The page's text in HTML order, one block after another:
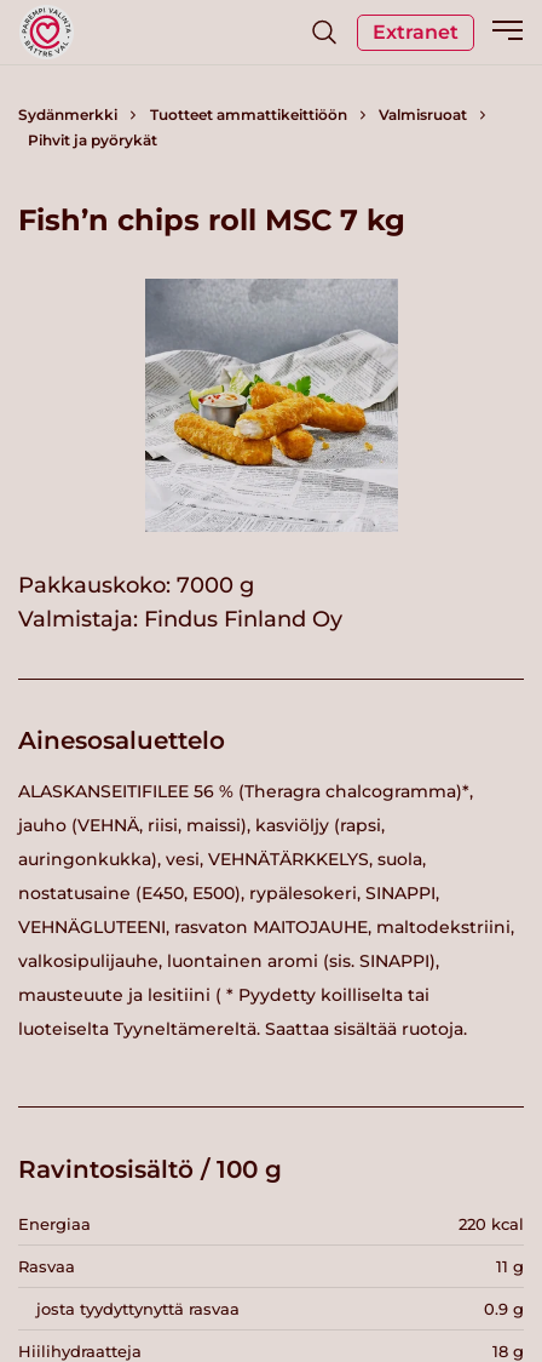
Extranet
Sydänmerkki Tuotteet ammattikeittiöön
Valmisruoat
Pihvit ja pyörykät
Fish’n chips roll MSC 7 kg
Pakkauskoko: 7000 g
Valmistaja: Findus Finland Oy
Ainesosaluettelo
ALASKANSEITIFILEE 56 % (Theragra chalcogramma)*,
jauho (VEHNÄ, riisi, maissi), kasviöljy (rapsi,
auringonkukka), vesi, VEHNÄTÄRKKELYS, suola,
nostatusaine (E450, E500), rypälesokeri, SINAPPI,
VEHNÄGLUTEENI, rasvaton MAITOJAUHE, maltodekstriini,
valkosipulijauhe, luontainen aromi (sis. SINAPPI),
mausteuute ja lesitiini ( * Pyydetty koilliselta tai
luoteiselta Tyyneltämereltä. Saattaa sisältää ruotoja.
Ravintosisältö / 100 g
Energiaa 220 kcal
Rasvaa 11 g
josta tyydyttynyttä rasvaa 0.9 g
Hiilihydraatteja 18 g